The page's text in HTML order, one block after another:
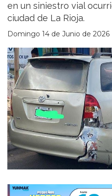
en un siniestro vial
ciudad de La Rioja.
Domingo 14 de Junio de 2026